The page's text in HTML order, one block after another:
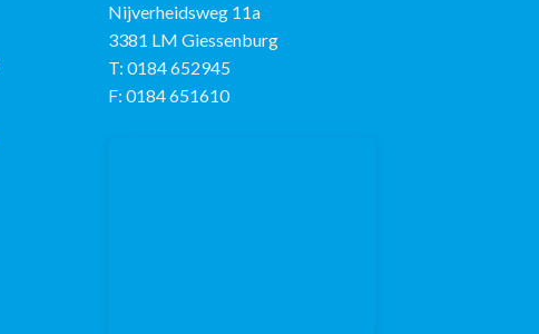
Nijverheidsweg 11a
3381 LM Giessenburg
T: 0184 652945
F: 0184 651610